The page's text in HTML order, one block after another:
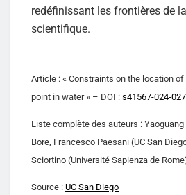
redéfinissant les frontières de
scientifique.
Article : « Constraints on the location
point in water » – DOI : s41567-024-
Liste complète des auteurs :
Bore, Francesco Paesani (UC San
Sciortino (Université Sapienza de
Source : UC San Diego